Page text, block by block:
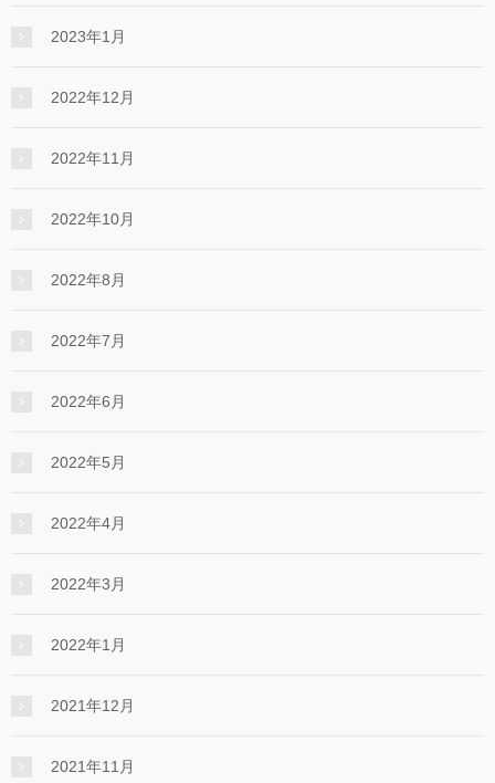
2023年1月
2022年12月
2022年11月
2022年10月
2022年8月
2022年7月
2022年6月
2022年5月
2022年4月
2022年3月
2022年1月
2021年12月
2021年11月